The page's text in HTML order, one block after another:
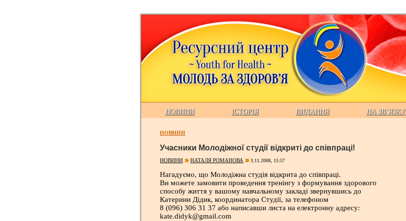
НОВИНИ ІСТОРІЯ ВИДАННЯ НА ЗВ’ЯЗКУ
НОВИНИ
Учасники Молодіжної студії відкриті до співпраці!
НОВИНИ НАТАЛЯ РОМАНОВА 3.11.2008, 15:57
Нагадуємо, що Молодіжна студія відкрита до співпраці.
Ви можете замовити проведення тренінгу з формування здорового
способу життя у вашому навчальному закладі звернувшись до
Катерини Дідик, координатора Студії, за телефоном
8 (096) 306 31 37 або написавши листа на електронну адресу:
kate.didyk@gmail.com